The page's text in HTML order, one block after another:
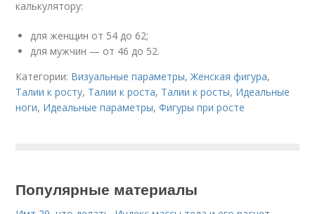
калькулятору:
для женщин от 54 до 62;
для мужчин — от 46 до 52.
Категории: Визуальные параметры,Женская фигура,
Талии к росту, Талии к роста, Талии к росты, Идеальные
ноги, Идеальные параметры,Фигуры при росте
Популярные материалы